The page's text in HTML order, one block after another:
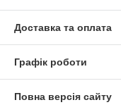
Доставка та оплата
Графік роботи
Повна версія сайту